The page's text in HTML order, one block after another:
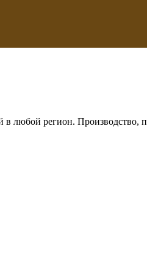
любой регион. Производство,